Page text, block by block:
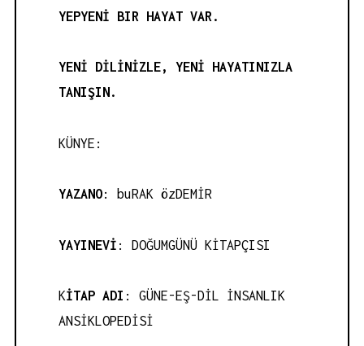
YEPYENİ BIR HAYAT VAR.
YENİ DİLİNİZLE, YENİ HAYATINIZLA
TANIŞIN.
KÜNYE:
YAZANO: buRAK özDEMİR
YAYINEVİ : DOĞUMGÜNÜ KİTAPÇISI
KİTAP ADI : GÜNE-EŞ-DİL İNSANLIK
ANSİKLOPEDİSİ